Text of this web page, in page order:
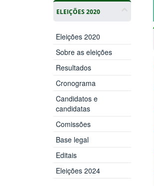
ELEIÇÕES 2020
Eleições 2020
Sobre as eleições
Resultados
Cronograma
Candidatos e
candidatas
Comissões
Base legal
Editais
Eleições 2024